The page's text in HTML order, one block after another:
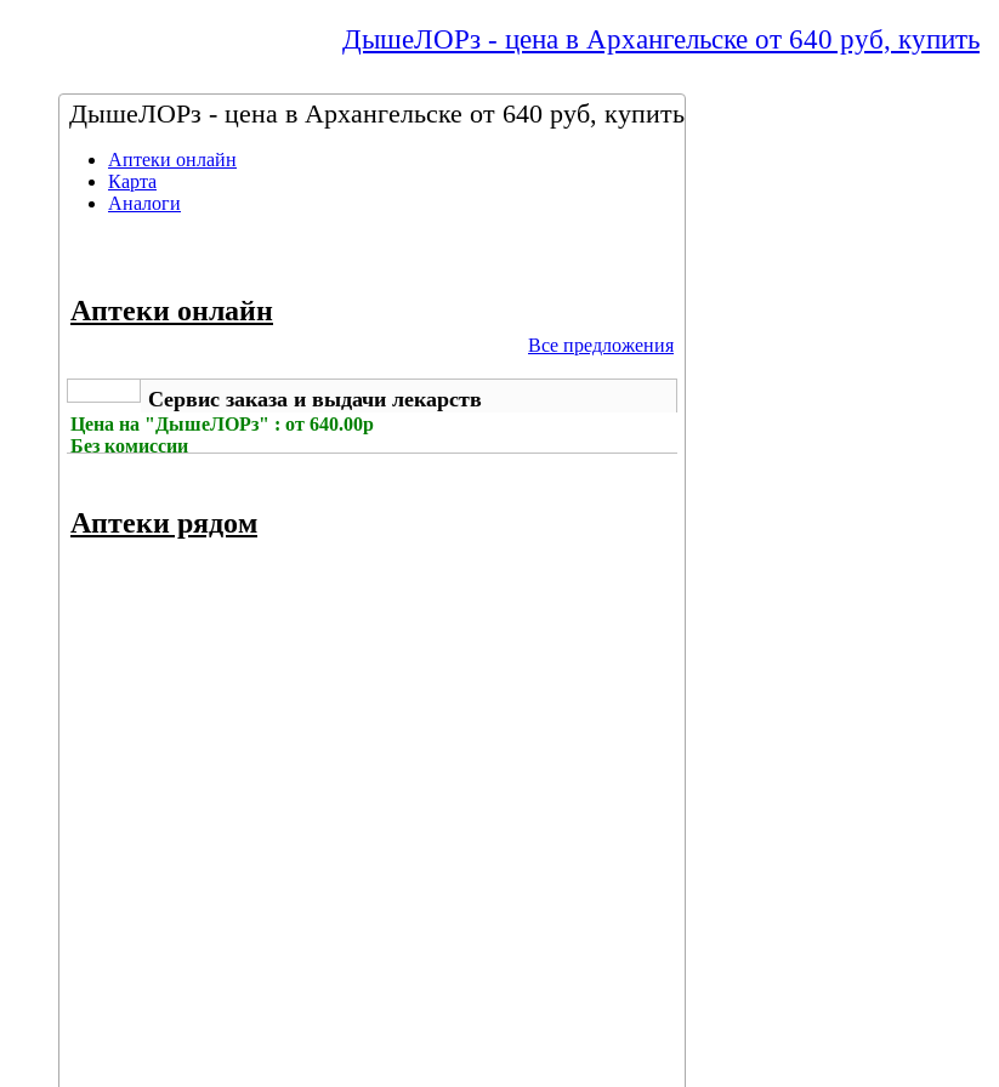
ДышеЛОРз - цена в Архангельске от 640 руб, купить
ДышеЛОРз - цена в Архангельске от 640 руб, купить
Аптеки онлайн
Карта
Аналоги
Аптеки онлайн
Все предложения
Сервис заказа и выдачи лекарств
Цена на "ДышеЛОРз" : от 640.00р
Без комиссии
Аптеки рядом